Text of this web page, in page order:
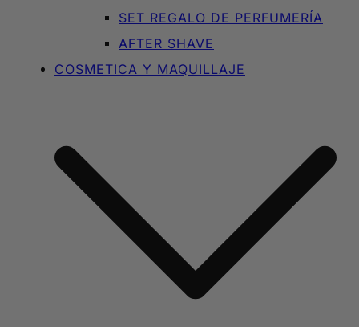
SET REGALO DE PERFUMERÍA
AFTER SHAVE
COSMETICA Y MAQUILLAJE